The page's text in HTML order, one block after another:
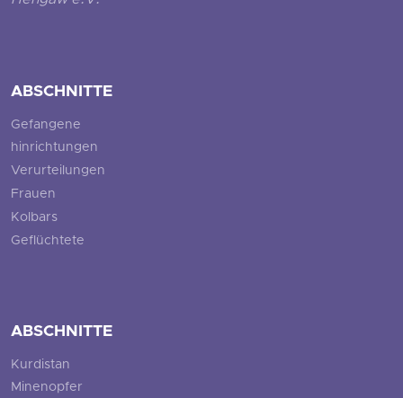
ABSCHNITTE
Gefangene
hinrichtungen
Verurteilungen
Frauen
Kolbars
Geflüchtete
ABSCHNITTE
Kurdistan
Minenopfer